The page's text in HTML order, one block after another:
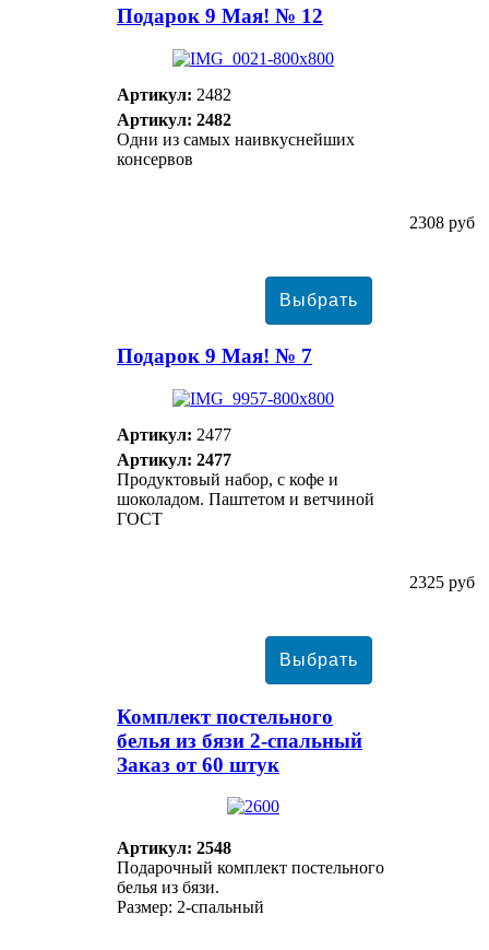
Подарок 9 Мая! № 12
Артикул: 2482
Артикул: 2482
Одни из самых наивкуснейших
консервов
2308 руб
Подарок 9 Мая! № 7
Артикул: 2477
Артикул: 2477
Продуктовый набор, с кофе и
шоколадом. Паштетом и ветчиной
ГОСТ
2325 руб
Комплект постельного
белья из бязи 2-спальный
Заказ от 60 штук
Артикул: 2548
Подарочный комплект постельного
белья из бязи.
Размер: 2-спальный